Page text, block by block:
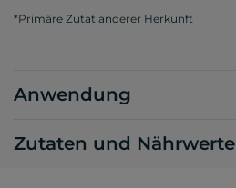
*Primäre Zutat anderer Herkunft
Anwendung
Zutaten und Nährwerte